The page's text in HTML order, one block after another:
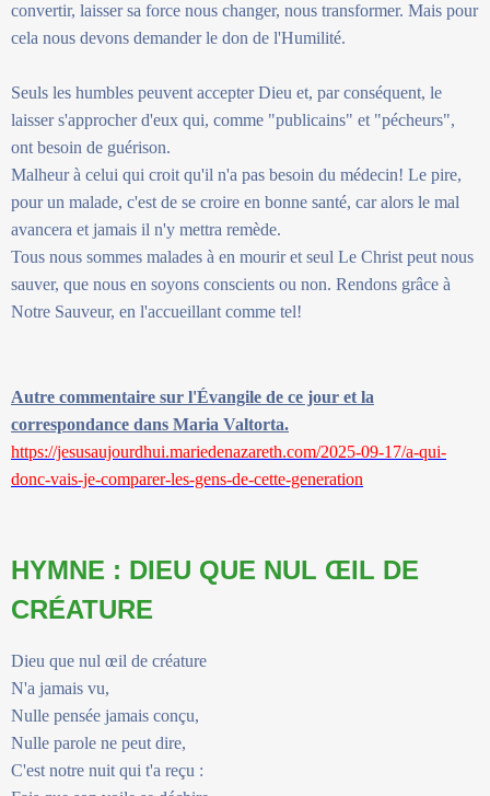
convertir, laisser sa force nous changer, nous transformer. Mais pour
cela nous devons demander le don de l'Humilité.
Seuls les humbles peuvent accepter Dieu et, par conséquent, le
laisser s'approcher d'eux qui, comme "publicains" et "pécheurs",
ont besoin de guérison.
Malheur à celui qui croit qu'il n'a pas besoin du médecin! Le pire,
pour un malade, c'est de se croire en bonne santé, car alors le mal
avancera et jamais il n'y mettra remède.
Tous nous sommes malades à en mourir et seul Le Christ peut nous
sauver, que nous en soyons conscients ou non. Rendons grâce à
Notre Sauveur, en l'accueillant comme tel!
Autre commentaire sur l'Évangile de ce jour et la
correspondance dans Maria Valtorta.
https://jesusaujourdhui.mariedenazareth.com/2025-09-17/a-qui-
donc-vais-je-comparer-les-gens-de-cette-generation
HYMNE : DIEU QUE NUL ŒIL DE
CRÉATURE
Dieu que nul œil de créature
N'a jamais vu,
Nulle pensée jamais conçu,
Nulle parole ne peut dire,
C'est notre nuit qui t'a reçu :